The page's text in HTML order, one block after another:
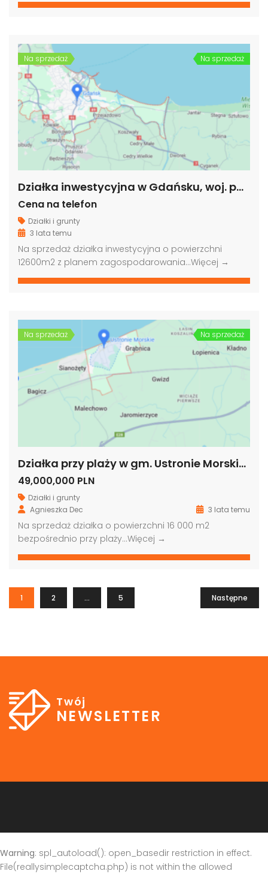
Na sprzedaż Na sprzedaż
Działka inwestycyjna w Gdańsku, woj. pomorskie
Cena na telefon
Działki i grunty
3 lata temu
Na sprzedaż działka inwestycyjna o powierzchni
12600m2 z planem zagospodarowania…Więcej →
Na sprzedaż Na sprzedaż
Działka przy plaży w gm. Ustronie Morskie, woj. zachodniopomorskie
49,000,000 PLN
Działki i grunty
Agnieszka Dec
3 lata temu
Na sprzedaż działka o powierzchni 16 000 m2
bezpośrednio przy plaży…Więcej →
1 2 … 5 Następne
Twój
NEWSLETTER
Warning: spl_autoload(): open_basedir restriction in effect.
File(reallysimplecaptcha.php) is not within the allowed